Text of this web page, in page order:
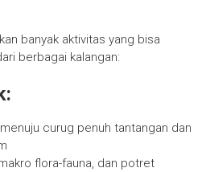
banyak aktivitas yang bisa
berbagai kalangan:
curug penuh tantangan dan
flora-fauna, dan potret